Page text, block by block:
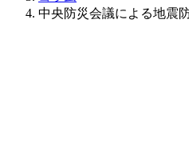
中央防災会議による地震